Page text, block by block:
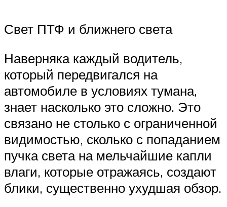
Свет ПТФ и ближнего света
Наверняка каждый водитель,
который передвигался на
автомобиле в условиях тумана,
знает насколько это сложно. Это
связано не столько с ограниченной
видимостью, сколько с попаданием
пучка света на мельчайшие капли
влаги, которые отражаясь, создают
блики, существенно ухудшая обзор.